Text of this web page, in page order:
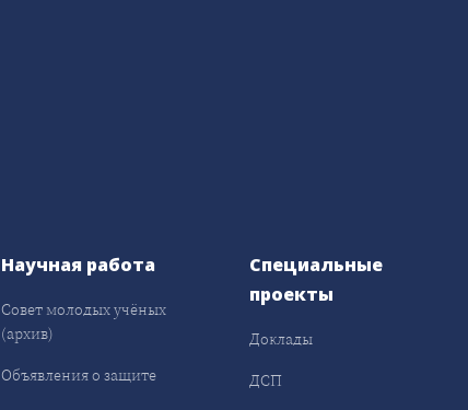
Научная работа
Совет молодых учёных
(архив)
Объявления о защите
Специальные
проекты
Доклады
ДСП